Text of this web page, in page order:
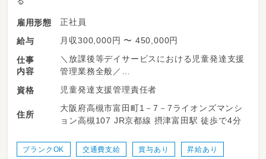
雇用形態
正社員
給与
月収300,000円 〜 450,000円
仕事
内容
＼放課後等デイサービスにおける児童発達支援
管理業務全般／
学校やご家庭での日常生活に困りごとを抱える
お子さんに、運動を中心に身体の発達を促して
いきます！
＜具体的内容📝＞
資格 児童発達支援管理責任者
住所
大阪府高槻市富田町1－7－7ライオンズマンシ
ョン高槻107 JR京都線 摂津富田駅 徒歩で4分
ブランクOK 交通費支給 賞与あり 昇給あり